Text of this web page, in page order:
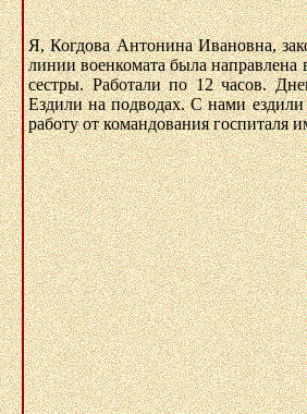
Я, Когдова Антонина Ивановна,
линии военкомата была направлена
сестры. Работали по 12 часов.
Ездили на подводах. С нами
работу от командования госпиталя